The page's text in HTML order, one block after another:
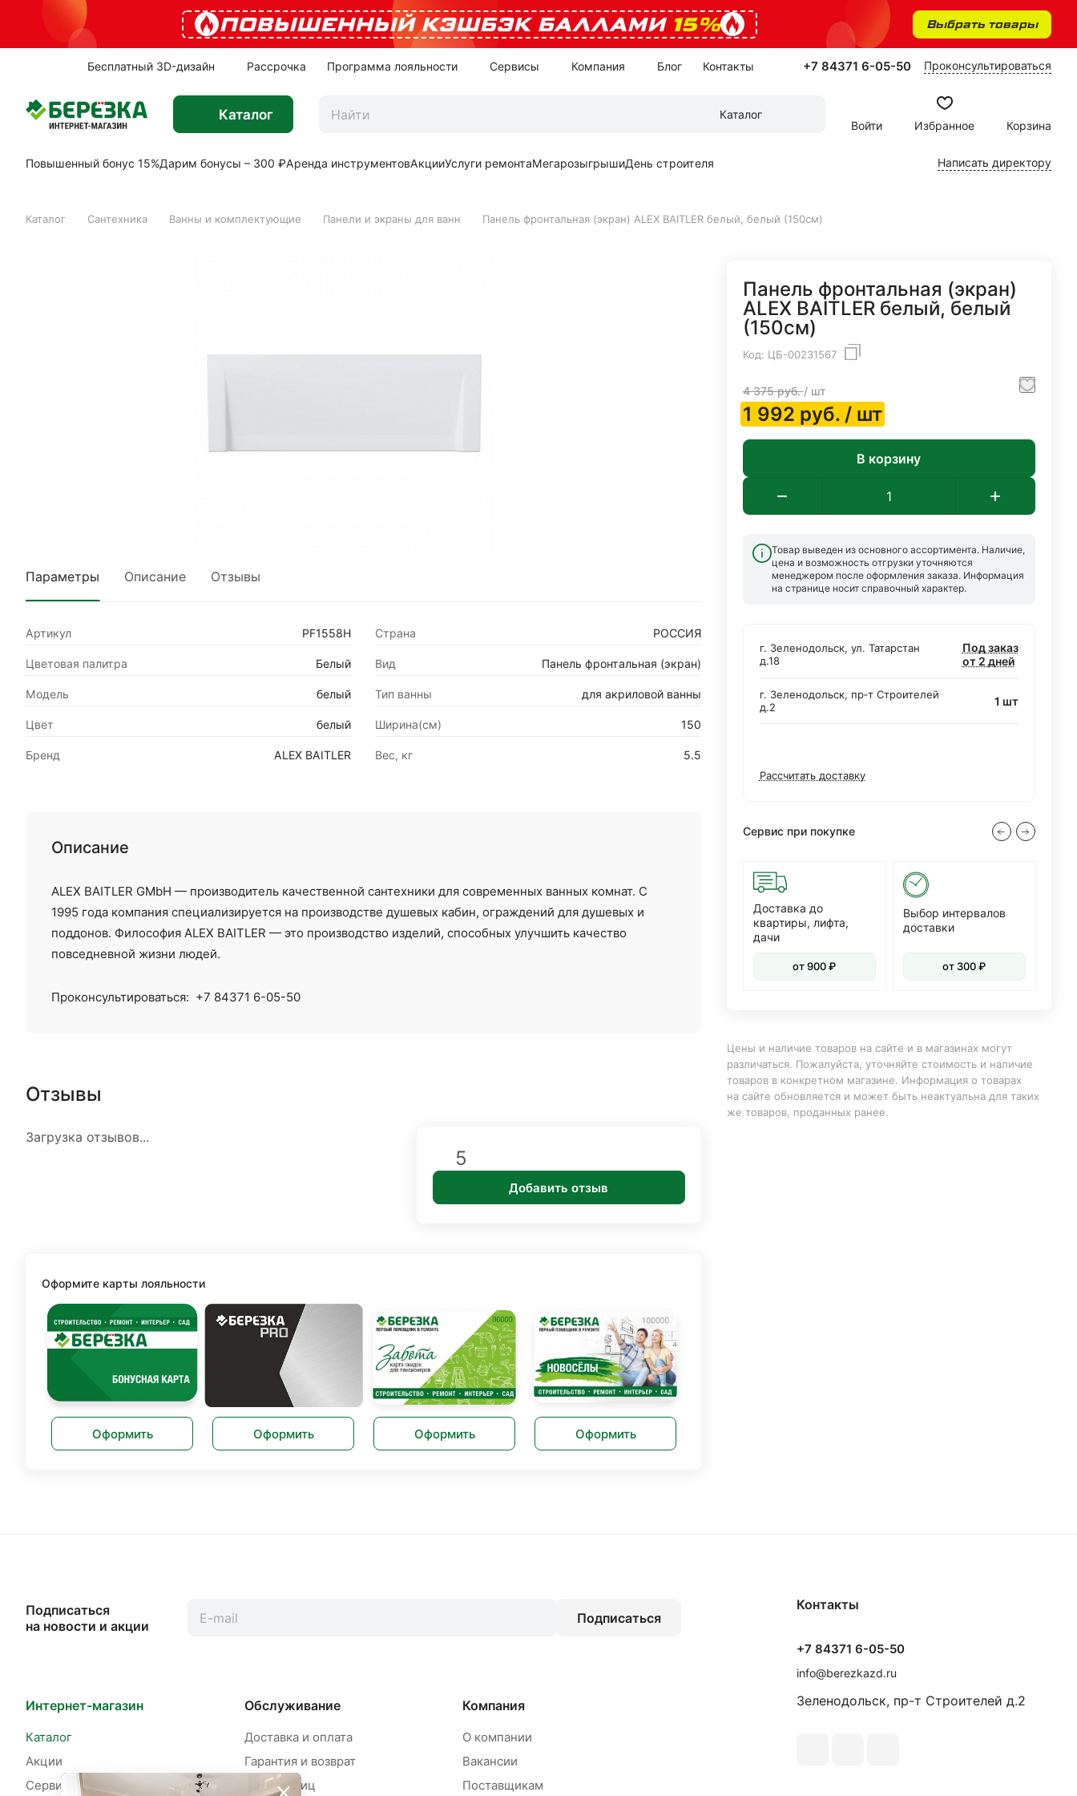
ПОВЫШЕННЫЙ КЭШБЭК БАЛЛАМИ 15% Выбрать товары
Бесплатный 3D-дизайн Рассрочка Программа лояльности Сервисы Компания Блог Контакты +7 84371 6-05-50 Проконсультироваться
Каталог
Каталог
Войти
Избранное Корзина
Повышенный бонус 15%Дарим бонусы – 300 ₽Аренда инструментовАкцииУслуги ремонтаМегарозыгрышиДень строителя Написать директору
Каталог Сантехника Ванны и комплектующие Панели и экраны для ванн Панель фронтальная (экран) ALEX BAITLER белый, белый (150см)
Параметры Описание Отзывы
Артикул PF1558H Страна РОССИЯ
Цветовая палитра Белый Вид Панель фронтальная (экран)
Модель белый Тип ванны для акриловой ванны
Цвет белый Ширина(см) 150
Бренд ALEX BAITLER Вес, кг 5.5
Описание
ALEX BAITLER GMbH — производитель качественной сантехники для современных ванных комнат. С
1995 года компания специализируется на производстве душевых кабин, ограждений для душевых и
поддонов. Философия ALEX BAITLER — это производство изделий, способных улучшить качество
повседневной жизни людей.
Проконсультироваться: +7 84371 6-05-50
Отзывы
Загрузка отзывов...
5
Добавить отзыв
Оформите карты лояльности
Оформить Оформить Оформить Оформить
Панель фронтальная (экран)
ALEX BAITLER белый, белый
(150см)
Код: ЦБ-00231567
4 375руб. / шт
1 992 руб./ шт
В корзину
Товар выведен из основного ассортимента. Наличие,
цена и возможность отгрузки уточняются
менеджером после оформления заказа. Информация
на странице носит справочный характер.
г. Зеленодольск, ул. Татарстан
д.18
Под заказ
от 2 дней
г. Зеленодольск, пр‑т Строителей
д.2
1 шт
Рассчитать доставку
Сервис при покупке
Ремонт под ключ Отделочные работы
Доставка до
квартиры, лифта,
дачи
от 900 ₽
Выбор интервалов
доставки
от 300 ₽
Цены и наличие товаров на сайте и в магазинах могут
различаться. Пожалуйста, уточняйте стоимость и наличие
товаров в конкретном магазине. Информация о товарах
на сайте обновляется и может быть неактуальна для таких
же товаров, проданных ранее.
Подписаться
на новости и акции
Подписаться
Интернет-магазин
Каталог
Акции
Сервисы
Обслуживание
Доставка и оплата
Гарантия и возврат
Для юр. лиц
Компания
О компании
Вакансии
Поставщикам
Контакты
+7 84371 6-05-50
info@berezkazd.ru
Зеленодольск, пр-т Строителей д.2